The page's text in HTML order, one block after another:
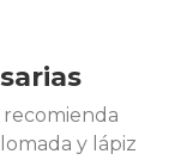
recomienda
y lápiz